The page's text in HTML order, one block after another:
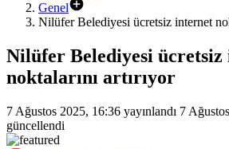
Genel
Nilüfer Belediyesi ücretsiz internet
Nilüfer Belediyesi
noktalarını artırıyor
7 Ağustos 2025, 16:36 yayınlandı 7
güncellendi